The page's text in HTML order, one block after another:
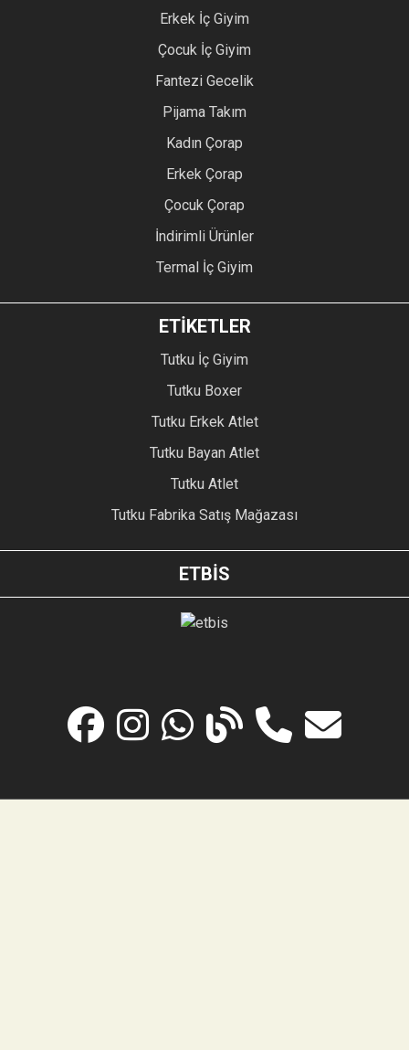
Erkek İç Giyim
Çocuk İç Giyim
Fantezi Gecelik
Pijama Takım
Kadın Çorap
Erkek Çorap
Çocuk Çorap
İndirimli Ürünler
Termal İç Giyim
ETİKETLER
Tutku İç Giyim
Tutku Boxer
Tutku Erkek Atlet
Tutku Bayan Atlet
Tutku Atlet
Tutku Fabrika Satış Mağazası
ETBİS